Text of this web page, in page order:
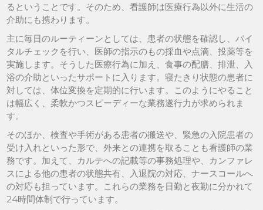
るということです。そのため、看護師は医療行為以外に生活の
介助にも携わります。
主に毎日のルーティーンとしては、患者の状態を確認し、バイ
タルチェックを行い、医師の指示のもの採血や点滴、投薬等を
実施します。そうした医療行為に加え、食事の配膳、排泄、入
浴の介助といったサポートに入ります。寝たきり状態の患者に
対しては、体位変換を定期的に行います。このようにやること
は幅広く、柔軟かつスピーディーな業務遂行力が求められま
す。
そのほか、検査や手術がある患者の搬送や、緊急の入院患者の
受け入れといった形で、外来との連携を取ることも看護師の業
務です。加えて、カルテへの記載等の事務処理や、カンファレ
スによる他の患者の状態共有、入退院の対応、ナースコールへ
の対応も担っています。これらの業務を日勤と夜勤に分かれて
24時間体制で行っています。